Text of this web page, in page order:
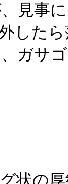
見事
した
ガサ
状の